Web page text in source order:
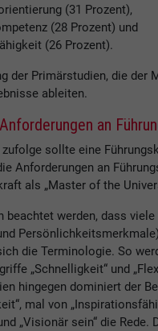
(31 Prozent),
(28 Prozent) und
(26 Prozent).
der Primärstudien, die der
ableiten.
an
zufolge sollte eine
Anforderungen an
als „Master of the
beachtet werden, dass
die Terminologie. So
„Schnelligkeit“ und
hingegen dominiert der
mal von
„Visionär sein“ die